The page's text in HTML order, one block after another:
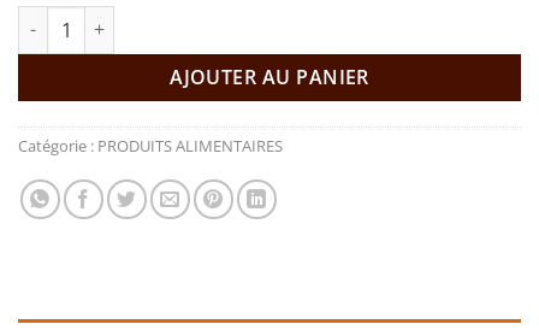
quantité de Makdous (Aubergines farcies aux noix) 1050g
AJOUTER AU PANIER
Catégorie : PRODUITS ALIMENTAIRES